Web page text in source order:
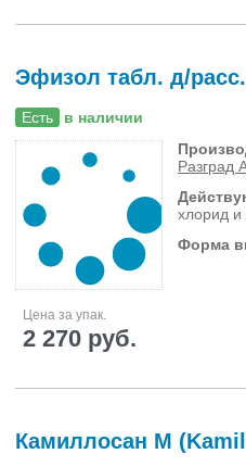
Эфизол табл. д/
Есть в наличии
Разград
хлорид и
Форма
Цена за упак.
2 270 руб.
Камиллосан М